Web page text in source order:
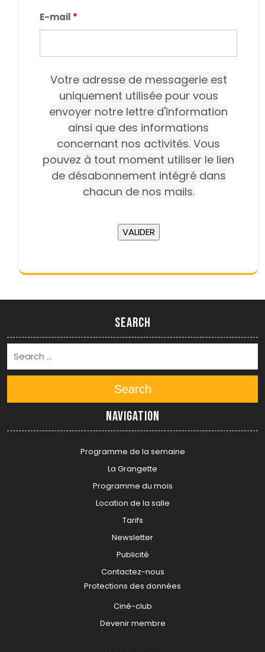
E-mail *
Votre adresse de messagerie est
uniquement utilisée pour vous
envoyer notre lettre d'information
ainsi que des informations
concernant nos activités. Vous
pouvez à tout moment utiliser le lien
de désabonnement intégré dans
chacun de nos mails.
Search
Search
Navigation
Programme de la semaine
La Grangette
Programme du mois
Location de la salle
Tarifs
Newsletter
Publicité
Contactez-nous
Protections des données
Ciné-club
Devenir membre